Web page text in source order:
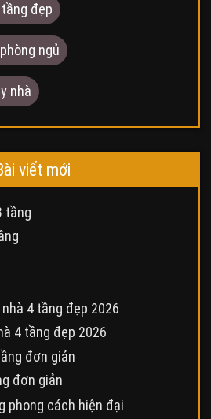
đẹp
ngủ
nhà
viết mới
4 tầng đẹp 2026
đơn giản